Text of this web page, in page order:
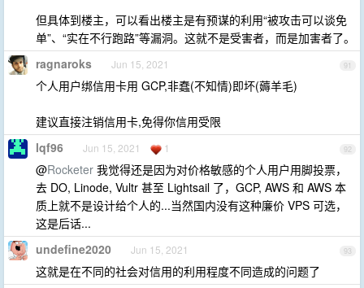
但具体到楼主，可以看出楼主是有预谋的利用“被攻击可以谈免
单”、“实在不行跑路”等漏洞。这就不是受害者，而是加害者了。
91
ragnaroks Jun 15, 2021
个人用户绑信用卡用 GCP,非蠢(不知情)即坏(薅羊毛)
建议直接注销信用卡,免得你信用受限
92
lqf96 Jun 15, 2021 1
@Rocketer 我觉得还是因为对价格敏感的个人用户用脚投票，
去 DO, Linode, Vultr 甚至 Lightsail 了，GCP, AWS 和 AWS 本
质上就不是设计给个人的...当然国内没有这种廉价 VPS 可选，
这是后话...
93
undefine2020 Jun 15, 2021
这就是在不同的社会对信用的利用程度不同造成的问题了